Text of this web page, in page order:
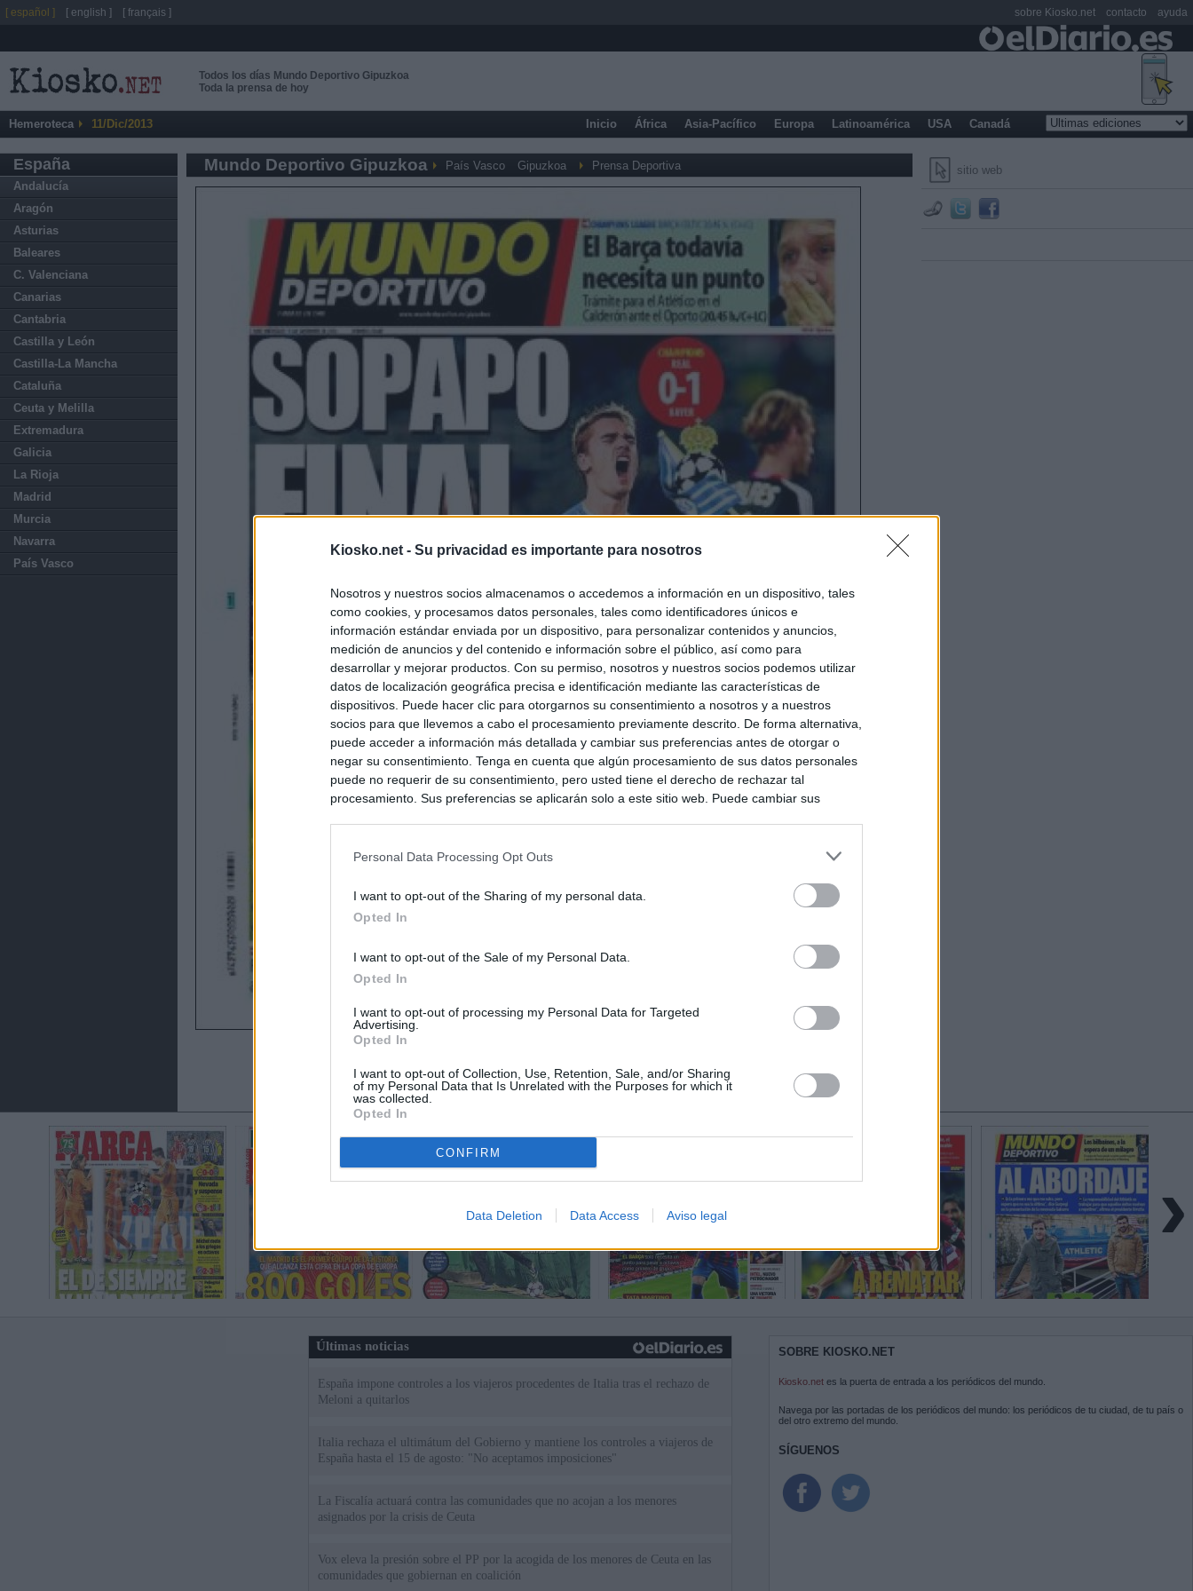
Kiosko.net - Su privacidad es importante para nosotros
Nosotros y nuestros socios almacenamos o accedemos a información en un dispositivo, tales
como cookies, y procesamos datos personales, tales como identificadores únicos e
información estándar enviada por un dispositivo, para personalizar contenidos y anuncios,
medición de anuncios y del contenido e información sobre el público, así como para
desarrollar y mejorar productos. Con su permiso, nosotros y nuestros socios podemos utilizar
datos de localización geográfica precisa e identificación mediante las características de
dispositivos. Puede hacer clic para otorgarnos su consentimiento a nosotros y a nuestros
socios para que llevemos a cabo el procesamiento previamente descrito. De forma alternativa,
puede acceder a información más detallada y cambiar sus preferencias antes de otorgar o
negar su consentimiento. Tenga en cuenta que algún procesamiento de sus datos personales
puede no requerir de su consentimiento, pero usted tiene el derecho de rechazar tal
procesamiento. Sus preferencias se aplicarán solo a este sitio web. Puede cambiar sus
Personal Data Processing Opt Outs
I want to opt-out of the Sharing of my personal data.
Opted In
I want to opt-out of the Sale of my Personal Data.
Opted In
I want to opt-out of processing my Personal Data for Targeted
Advertising.
Opted In
I want to opt-out of Collection, Use, Retention, Sale, and/or Sharing
of my Personal Data that Is Unrelated with the Purposes for which it
was collected.
Opted In
CONFIRM
Data Deletion Data Access Aviso legal
Todos los días Mundo Deportivo Gipuzkoa
Toda la prensa de hoy
Hemeroteca 11/Dic/2013 Inicio África Asia-Pacífico Europa Latinoamérica USA Canadá
España
Andalucía
Aragón
Asturias
Baleares
C. Valenciana
Canarias
Cantabria
Castilla y León
Castilla-La Mancha
Cataluña
Ceuta y Melilla
Extremadura
Galicia
La Rioja
Madrid
Murcia
Navarra
País Vasco
sitio web
Mundo Deportivo Gipuzkoa País Vasco Gipuzkoa Prensa Deportiva
›
Últimas noticias
España impone controles a los viajeros procedentes de Italia tras el rechazo de
Meloni a quitarlos
Italia rechaza el ultimátum del Gobierno y mantiene los controles a viajeros de
España hasta el 15 de agosto: "No aceptamos imposiciones"
La Fiscalía actuará contra las comunidades que no acojan a los menores
asignados por la crisis de Ceuta
Vox eleva la presión sobre el PP por la acogida de los menores de Ceuta en las
comunidades que gobiernan en coalición
SOBRE KIOSKO.NET
Kiosko.net es la puerta de entrada a los periódicos del mundo.
Navega por las portadas de los periódicos del mundo: los periódicos de tu ciudad, de tu país o
del otro extremo del mundo.
SÍGUENOS
[ español ] [ english ] [ français ] sobre Kiosko.net contacto ayuda